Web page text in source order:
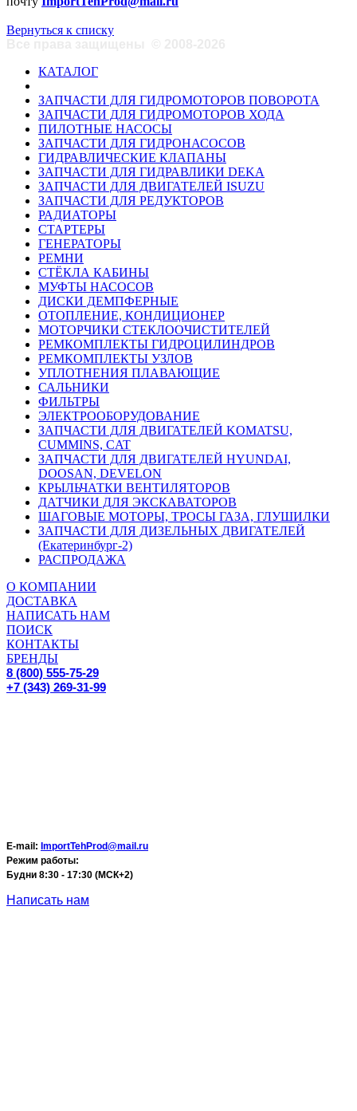
Вернуться к списку
КАТАЛОГ
ЗАПЧАСТИ ДЛЯ ГИДРОМОТОРОВ ПОВОРОТА
ЗАПЧАСТИ ДЛЯ ГИДРОМОТОРОВ ХОДА
ПИЛОТНЫЕ НАСОСЫ
ЗАПЧАСТИ ДЛЯ ГИДРОНАСОСОВ
ГИДРАВЛИЧЕСКИЕ КЛАПАНЫ
ЗАПЧАСТИ ДЛЯ ГИДРАВЛИКИ DEKA
ЗАПЧАСТИ ДЛЯ ДВИГАТЕЛЕЙ ISUZU
ЗАПЧАСТИ ДЛЯ РЕДУКТОРОВ
РАДИАТОРЫ
СТАРТЕРЫ
ГЕНЕРАТОРЫ
РЕМНИ
СТЁКЛА КАБИНЫ
МУФТЫ НАСОСОВ
ДИСКИ ДЕМПФЕРНЫЕ
ОТОПЛЕНИЕ, КОНДИЦИОНЕР
МОТОРЧИКИ СТЕКЛООЧИСТИТЕЛЕЙ
РЕМКОМПЛЕКТЫ ГИДРОЦИЛИНДРОВ
РЕМКОМПЛЕКТЫ УЗЛОВ
УПЛОТНЕНИЯ ПЛАВАЮЩИЕ
САЛЬНИКИ
ФИЛЬТРЫ
ЭЛЕКТРООБОРУДОВАНИЕ
ЗАПЧАСТИ ДЛЯ ДВИГАТЕЛЕЙ KOMATSU,
CUMMINS, CAT
ЗАПЧАСТИ ДЛЯ ДВИГАТЕЛЕЙ HYUNDAI,
DOOSAN, DEVELON
КРЫЛЬЧАТКИ ВЕНТИЛЯТОРОВ
ДАТЧИКИ ДЛЯ ЭКСКАВАТОРОВ
ШАГОВЫЕ МОТОРЫ, ТРОСЫ ГАЗА, ГЛУШИЛКИ
ЗАПЧАСТИ ДЛЯ ДИЗЕЛЬНЫХ ДВИГАТЕЛЕЙ
(Екатеринбург-2)
РАСПРОДАЖА
О КОМПАНИИ
ДОСТАВКА
НАПИСАТЬ НАМ
ПОИСК
КОНТАКТЫ
БРЕНДЫ
8 (800) 555-75-29
+7 (343) 269-31-99
E-mail: ImportTehProd@mail.ru
Режим работы:
Будни 8:30 - 17:30 (МСК+2)
Написать нам